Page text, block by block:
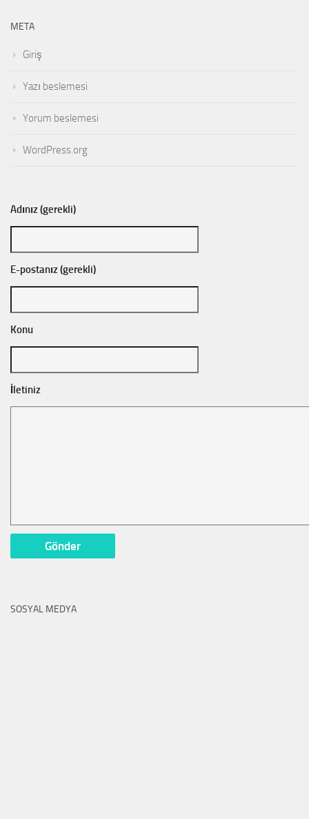
META
Giriş
Yazı beslemesi
Yorum beslemesi
WordPress.org
Adınız (gerekli)
E-postanız (gerekli)
Konu
İletiniz
SOSYAL MEDYA